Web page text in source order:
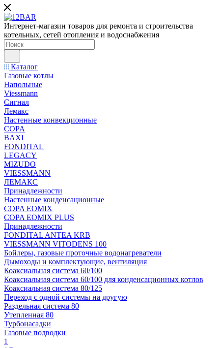
Интернет-магазин товаров для ремонта и строительства
котельных, сетей отопления и водоснабжения
Каталог
Газовые котлы
Напольные
Viessmann
Сигнал
Лемакс
Настенные конвекционные
COPA
BAXI
FONDITAL
LEGACY
MIZUDO
VIESSMANN
ЛЕМАКС
Принадлежности
Настенные конденсационные
COPA EOMIX
COPA EOMIX PLUS
Принадлежности
FONDITAL ANTEA KRB
VIESSMANN VITODENS 100
Бойлеры, газовые проточные водонагреватели
Дымоходы и комплектующие, вентиляция
Коаксиальная система 60/100
Коаксиальная система 60/100 для конденсационных котлов
Коаксиальная система 80/125
Переход с одной системы на другую
Раздельная система 80
Утепленная 80
Турбонасадки
Газовые подводки
1